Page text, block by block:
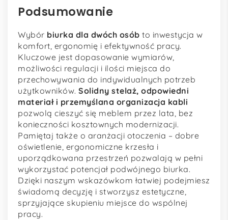
Podsumowanie
Wybór biurka dla dwóch osób to inwestycja w
komfort, ergonomię i efektywność pracy.
Kluczowe jest dopasowanie wymiarów,
możliwości regulacji i ilości miejsca do
przechowywania do indywidualnych potrzeb
użytkowników. Solidny stelaż, odpowiedni
materiał i przemyślana organizacja kabli
pozwolą cieszyć się meblem przez lata, bez
konieczności kosztownych modernizacji.
Pamiętaj także o aranżacji otoczenia – dobre
oświetlenie, ergonomiczne krzesła i
uporządkowana przestrzeń pozwalają w pełni
wykorzystać potencjał podwójnego biurka.
Dzięki naszym wskazówkom łatwiej podejmiesz
świadomą decyzję i stworzysz estetyczne,
sprzyjające skupieniu miejsce do wspólnej
pracy.